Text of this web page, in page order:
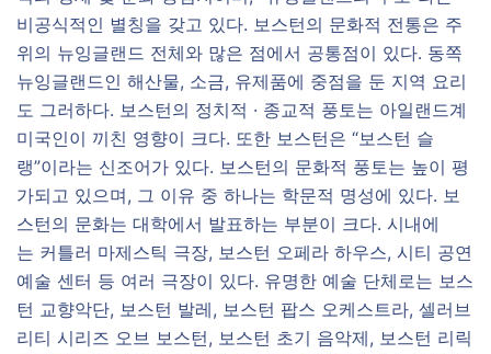
비공식적인 별칭을 갖고 있다. 보스턴의 문화적 전통은 주
위의 뉴잉글랜드 전체와 많은 점에서 공통점이 있다. 동쪽
뉴잉글랜드인 해산물, 소금, 유제품에 중점을 둔 지역 요리
도 그러하다. 보스턴의 정치적 · 종교적 풍토는 아일랜드계
미국인이 끼친 영향이 크다. 또한 보스턴은 “보스턴 슬
랭”이라는 신조어가 있다. 보스턴의 문화적 풍토는 높이 평
가되고 있으며, 그 이유 중 하나는 학문적 명성에 있다. 보
스턴의 문화는 대학에서 발표하는 부분이 크다. 시내에
는 커틀러 마제스틱 극장, 보스턴 오페라 하우스, 시티 공연
예술 센터 등 여러 극장이 있다. 유명한 예술 단체로는 보스
턴 교향악단, 보스턴 발레, 보스턴 팝스 오케스트라, 셀러브
리티 시리즈 오브 보스턴, 보스턴 초기 음악제, 보스턴 리릭